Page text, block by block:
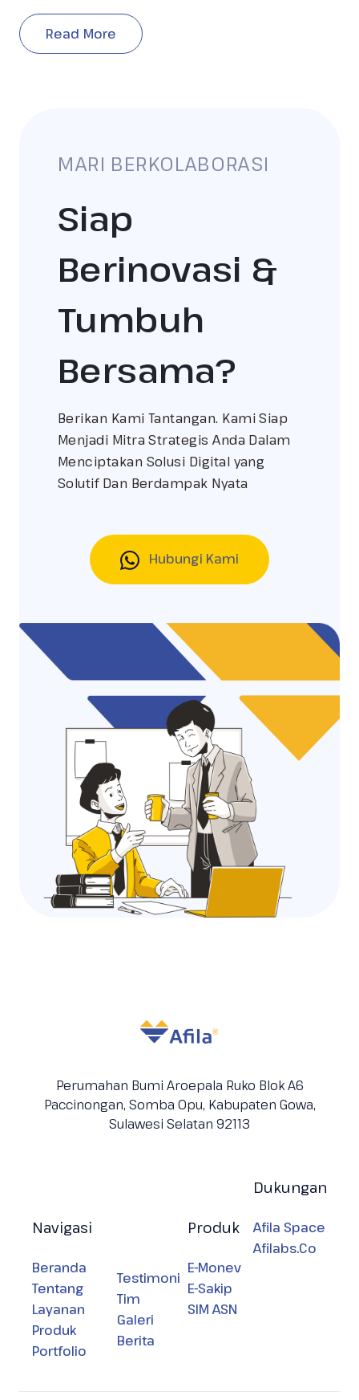
Read More
MARI BERKOLABORASI
Siap
Berinovasi &
Tumbuh
Bersama?
Berikan Kami Tantangan. Kami Siap
Menjadi Mitra Strategis Anda Dalam
Menciptakan Solusi Digital yang
Solutif Dan Berdampak Nyata
Hubungi Kami
Perumahan Bumi Aroepala Ruko Blok A6
Paccinongan, Somba Opu, Kabupaten Gowa,
Sulawesi Selatan 92113
Navigasi
Beranda
Tentang
Layanan
Produk
Portfolio
Testimoni
Tim
Galeri
Berita
Produk
E-Monev
E-Sakip
SIM ASN
Dukungan
Afila Space
Afilabs.Co